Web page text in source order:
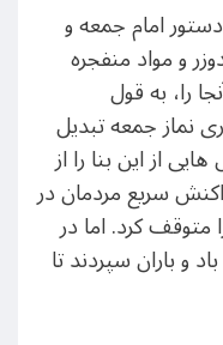
انقلاب (1360) به دستور امام جمعه و
و مواد منفجره
را، به قول
نماز جمعه تبدیل
هایی از این بنا را از
سریع مردمان در
متوقف کرد. اما در
و باران سپردند تا